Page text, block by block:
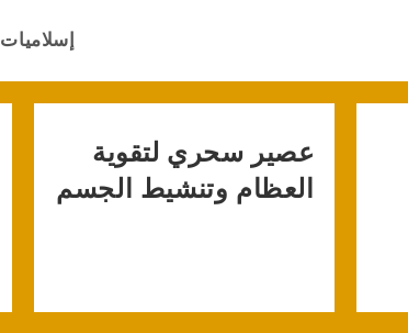
إسلاميات
عصير سحري لتقوية
العظام وتنشيط الجسم